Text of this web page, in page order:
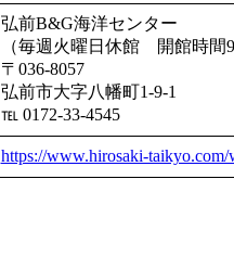
弘前B&G海洋センター
（毎週火曜日休館 開館時間
〒036-8057
弘前市大字八幡町1-9-1
℡ 0172-33-4545
https://www.hirosaki-taikyo.com/